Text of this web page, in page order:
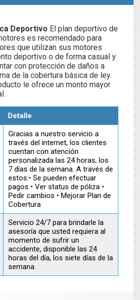
Deportivo El plan deportivo de
es recomendado para
que utilizan sus motores
deportivo o de forma casual y
con protección de daños a
de la cobertura básica de ley.
le ofrece un monto mayor
Detalle
Gracias a nuestro servicio a
través del internet, los clientes
cuentan con atención
personalizada las 24 horas, los
7 días de la semana. A través de
estos:• Se pueden efectuar
pagos • Ver status de póliza •
Pedir cambios • Mejorar Plan de
Cobertura
Servicio 24/7 para brindarle la
asesoría que usted requiera al
momento de sufrir un
accidente, disponible las 24
horas del día, los siete días de la
semana.